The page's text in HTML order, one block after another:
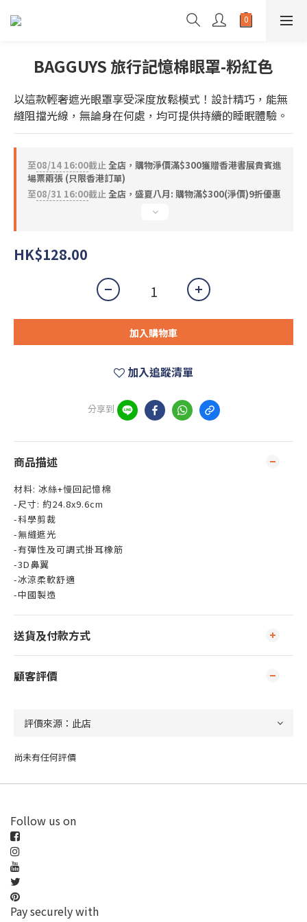
BAGGUYS 旅行記憶棉眼罩-粉紅色
以這款輕奢遮光眼罩享受深度放鬆模式！設計精巧，能無
縫阻擋光線，無論身在何處，均可提供持續的睡眠體驗。
至08/14 16:00截止全店，購物淨價滿$300獲贈香港書展貴賓進
場票兩張 (只限香港訂單)
至08/31 16:00截止全店，盛夏八月: 購物滿$300(淨價)9折優惠
HK$128.00
加入購物車
加入追蹤清單
分享到
商品描述
材料: 冰絲+慢回記憶棉
-尺寸: 約24.8x9.6cm
-科學剪裁
-無縫遮光
-有彈性及可調式掛耳橡筋
-3D鼻翼
-冰涼柔軟舒適
-中國製造
送貨及付款方式
顧客評價
尚未有任何評價
Follow us on
Pay securely with